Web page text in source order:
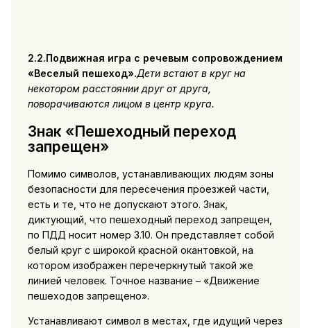
2.2.Подвижная игра с речевым сопровождением
«Веселый пешеход».Дети встают в круг на
некотором расстоянии друг от друга,
поворачиваются лицом в центр круга.
Знак «Пешеходный переход
запрещен»
Помимо символов, устанавливающих людям зоны
безопасности для пересечения проезжей части,
есть и те, что не допускают этого. Знак,
диктующий, что пешеходный переход запрещен,
по ПДД носит номер 3.10. Он представляет собой
белый круг с широкой красной окантовкой, на
котором изображен перечеркнутый такой же
линией человек. Точное название – «Движение
пешеходов запрещено».
Устанавливают символ в местах, где идущий через